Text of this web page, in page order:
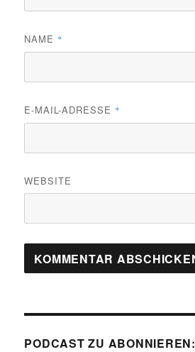
NAME *
E-MAIL-ADRESSE *
WEBSITE
PODCAST ZU ABONNIEREN: